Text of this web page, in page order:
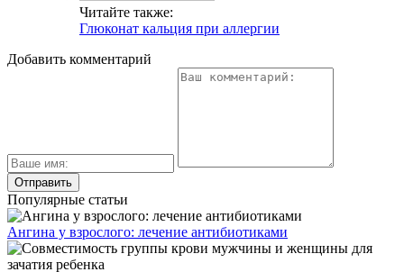
Читайте также:
Глюконат кальция при аллергии
Добавить комментарий
Популярные статьи
Ангина у взрослого: лечение антибиотиками